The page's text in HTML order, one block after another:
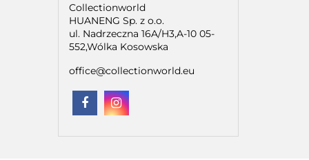
Collectionworld
HUANENG Sp. z o.o.
ul. Nadrzeczna 16A/H3,A-10 05-
552,Wólka Kosowska
office@collectionworld.eu